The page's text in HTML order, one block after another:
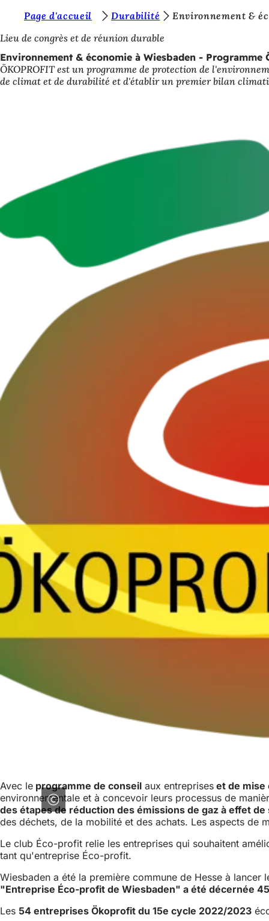
Accéder au contenu
o
u
s
i
Page d'accueil Durabilité
Environnement &
Lieu de congrès et de réunion durable
Environnement & économie à Wiesbaden - Programme
ÖKOPROFIT est un programme de protection de
de climat et de durabilité et d'établir un premier bilan
Avec le programme de conseil aux entreprises et de mise
environnementale et à concevoir leurs processus de
des étapes de réduction des émissions de gaz à effet
des déchets, de la mobilité et des achats. Les aspects de
Le club Éco-profit relie les entreprises qui souhaitent
tant qu'entreprise Éco-profit.
Wiesbaden a été la première commune de Hesse à
"Entreprise Éco-profit de Wiesbaden" a été décernée
Les 54 entreprises Ökoprofit du 15e cycle 2022/2023